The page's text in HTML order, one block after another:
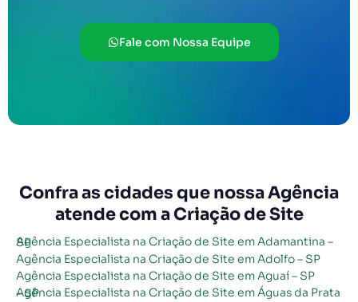
Fale com Nossa Equipe
Confra as cidades que nossa Agência
atende com a Criação de Site
Agência Especialista na Criação de Site em Adamantina – SP
Agência Especialista na Criação de Site em Adolfo – SP
Agência Especialista na Criação de Site em Aguaí – SP
Agência Especialista na Criação de Site em Águas da Prata – SP